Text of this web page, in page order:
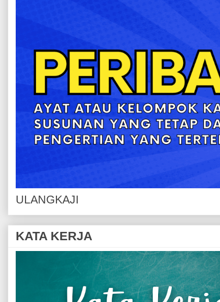
ULANGKAJI
KATA KERJA